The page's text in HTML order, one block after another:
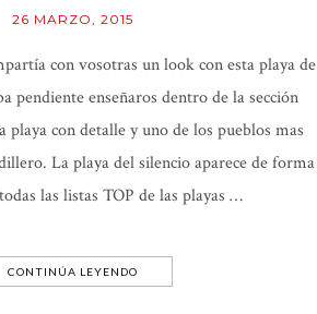
26 MARZO, 2015
con vosotras un look con esta playa de
pendiente enseñaros dentro de la sección
con detalle y uno de los pueblos mas
La playa del silencio aparece de forma
las listas TOP de las playas …
CONTINÚA LEYENDO